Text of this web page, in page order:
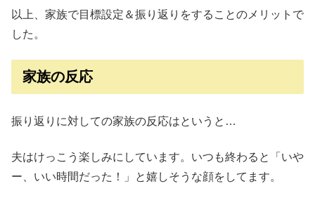
以上、家族で目標設定＆振り返りをすることのメリットで
した。
家族の反応
振り返りに対しての家族の反応はというと…
夫はけっこう楽しみにしています。いつも終わると「いや
ー、いい時間だった！」と嬉しそうな顔をしてます。